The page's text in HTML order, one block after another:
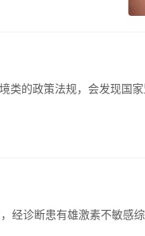
类的政策法规，会发现国
经诊断患有雄激素不敏感